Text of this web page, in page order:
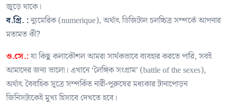
জুড়ে থাকে।
ব.গ্রি. :ন্যুমেরিক (numerique), অর্থাৎ ডিজিটাল চলচ্চিত্র সম্পর্কে আপনার
মতামত কী?
ও.সে.:যা কিছু কলাকৌশল আমরা সার্থকভাবে ব্যবহার করতে পারি, সবই
আমাদের জন্য ভালো। এখানে ‘লৈঙ্গিক সংগ্রাম’ (battle of the sexes),
অর্থাৎ বৈবাহিক সূত্রে সম্পর্কিত নারী-পুরুষের মধ্যকার টানাপোড়ন
জিনিসটাকেই মুখ্য হিসাবে দেখতে হবে।